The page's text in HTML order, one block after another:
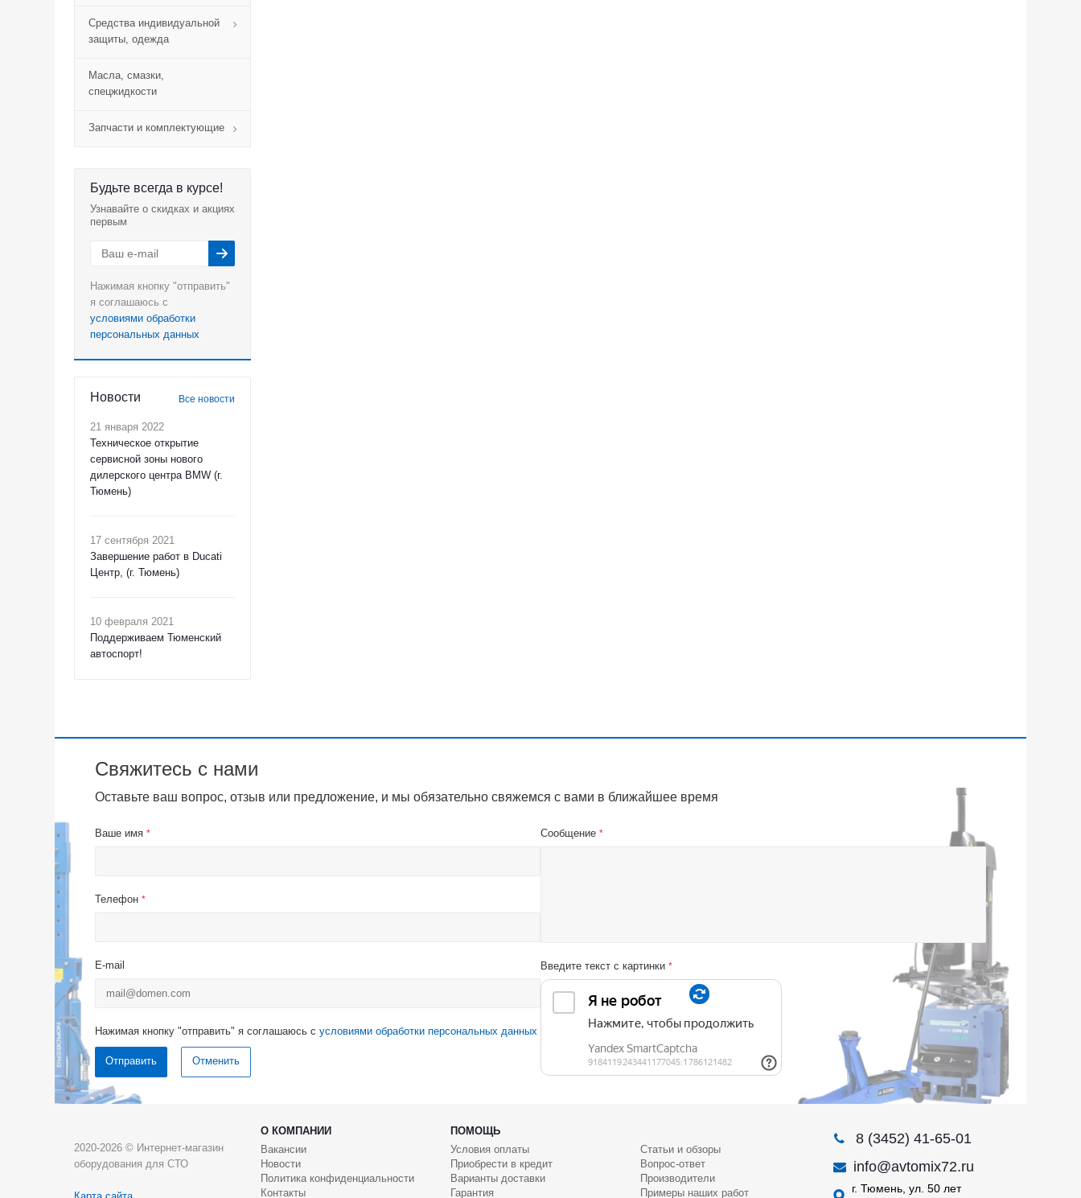
Средства индивидуальной
защиты, одежда
Масла, смазки,
спецжидкости
Запчасти и комплектующие
Будьте всегда в курсе!
Узнавайте о скидках и акциях
первым
Нажимая кнопку "отправить"
я соглашаюсь с
условиями обработки
персональных данных
Новости Все новости
21 января 2022
Техническое открытие
сервисной зоны нового
дилерского центра BMW (г.
Тюмень)
17 сентября 2021
Завершение работ в Ducati
Центр, (г. Тюмень)
10 февраля 2021
Поддерживаем Тюменский
автоспорт!
Свяжитесь с нами
Оставьте ваш вопрос, отзыв или предложение, и мы обязательно свяжемся с вами в ближайшее время
Ваше имя *
Телефон *
E-mail
Сообщение *
Введите текст с картинки *
Нажимая кнопку "отправить" я соглашаюсь с условиями обработки персональных данных
Отменить
2020-2026 © Интернет-магазин
оборудования для СТО
О КОМПАНИИ
ПОМОЩЬ
Вакансии
Новости
Политика конфиденциальности
Контакты
Условия оплаты
Приобрести в кредит
Варианты доставки
Гарантия
Статьи и обзоры
Вопрос-ответ
Производители
Примеры наших работ
8 (3452) 41-65-01
info@avtomix72.ru
г. Тюмень, ул. 50 лет